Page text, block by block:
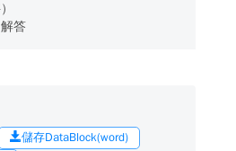
答
儲存DataBlock(word)